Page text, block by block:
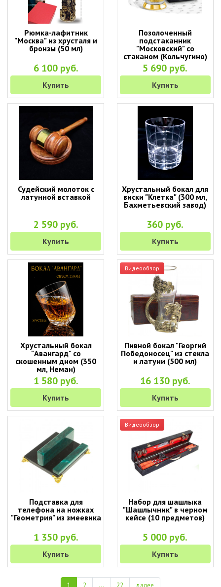
Рюмка-лафитник
"Москва" из хрусталя и
бронзы (50 мл)
6 100 руб.
Купить
Позолоченный
подстаканник
"Московский" со
стаканом (Кольчугино)
5 690 руб.
Купить
Судейский молоток с
латунной вставкой
2 590 руб.
Купить
Хрустальный бокал для
виски "Клетка" (300 мл,
Бахметьевский завод)
360 руб.
Купить
Хрустальный бокал
"Авангард" со
скошенным дном (350
мл, Неман)
1 580 руб.
Купить
Видеообзор
Пивной бокал "Георгий
Победоносец" из стекла
и латуни (500 мл)
16 130 руб.
Купить
Подставка для
телефона на ножках
"Геометрия" из змеевика
1 350 руб.
Купить
Видеообзор
Набор для шашлыка
"Шашлычник" в черном
кейсе (10 предметов)
5 000 руб.
Купить
1 2 ... 22 далее